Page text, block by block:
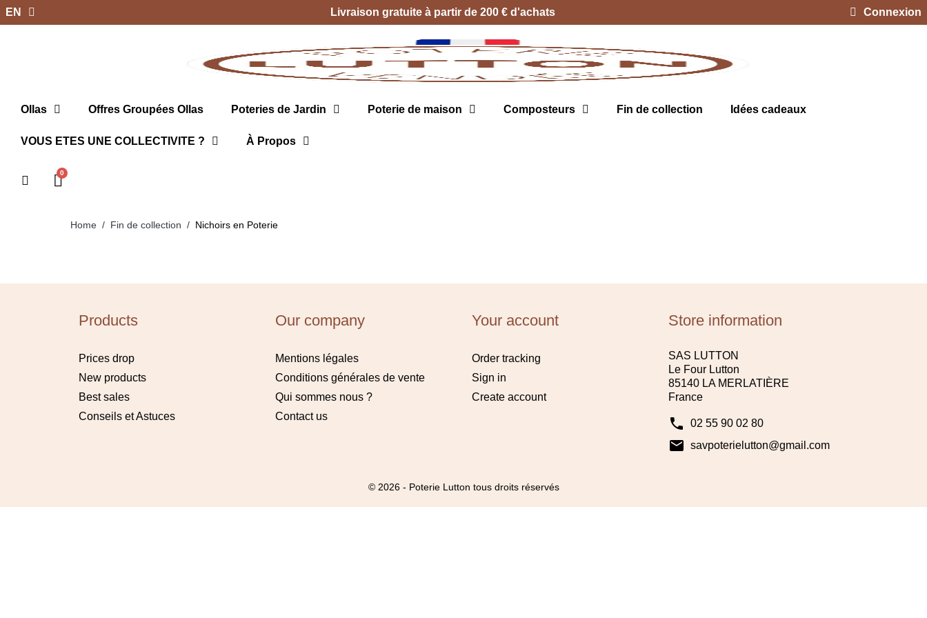
EN Livraison gratuite à partir de 200 € d'achats Connexion
Ollas Offres Groupées Ollas Poteries de Jardin Poterie de maison Composteurs Fin de collection Idées cadeaux
VOUS ETES UNE COLLECTIVITE ? À Propos
Home Fin de collection Nichoirs en Poterie
Products
Prices drop
New products
Best sales
Conseils et Astuces
Our company
Mentions légales
Conditions générales de vente
Qui sommes nous ?
Contact us
Your account
Order tracking
Sign in
Create account
Store information
SAS LUTTON
Le Four Lutton
85140 LA MERLATIÈRE
France
phone 02 55 90 02 80
mail savpoterielutton@gmail.com
© 2026 - Poterie Lutton tous droits réservés